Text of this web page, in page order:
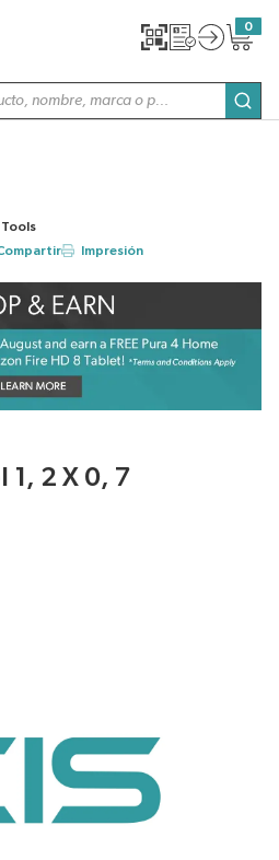
0
{0}
Tools
Impresión
1, 2 X 0, 7